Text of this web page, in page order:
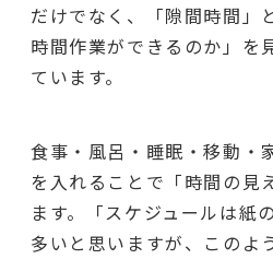
だけでなく、「隙間時間」
時間作業ができるのか」を
ています。
食事・風呂・睡眠・移動・
を入れることで「時間の見
ます。「スケジュールは紙
多いと思いますが、このよ